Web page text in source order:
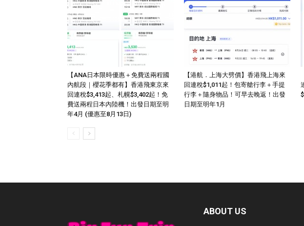
【ANA日本限時優惠＋免費送兩程國
內航段｜櫻花季都有】香港飛東京來
回連稅$3,413起、札幌$3,402起！免
費送兩程日本內陸機！出發日期至明
年4月 (優惠至8月13日)
【港航．上海大劈價】香港飛上海來
回連稅$1,011起！包寄艙行李＋手提
行李＋隨身物品！可早去晚返！出發
日期至明年1月
ABOUT US